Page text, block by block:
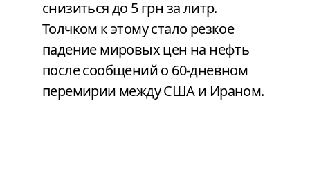
снизиться до 5 грн за литр.
Толчком к этому стало резкое
падение мировых цен на нефть
после сообщений о 60-дневном
перемирии между США и Ираном.